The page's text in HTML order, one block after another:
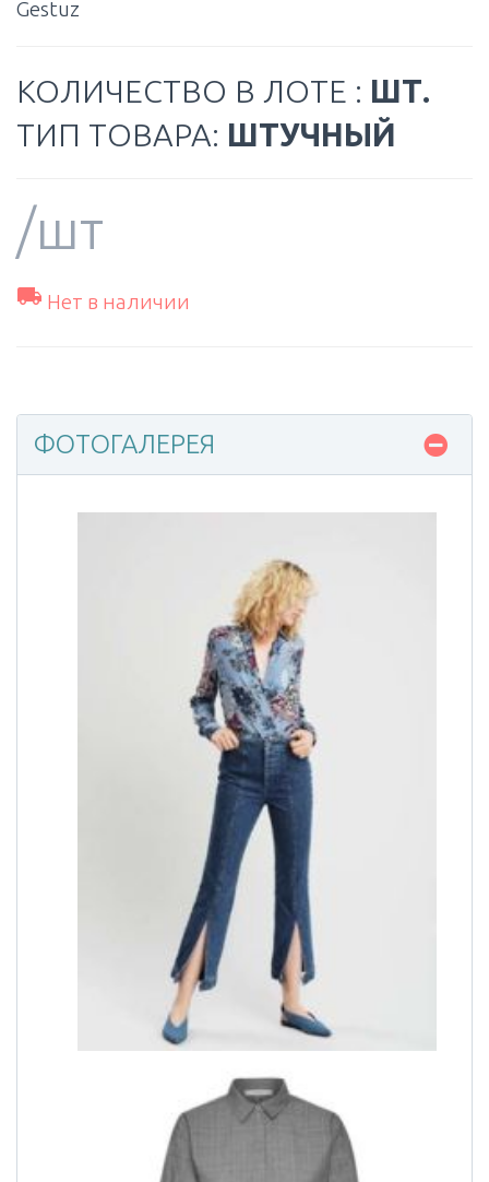
Gestuz
КОЛИЧЕСТВО В ЛОТЕ : ШТ.
ТИП ТОВАРА: ШТУЧНЫЙ
/шт
 Нет в наличии
ФОТОГАЛЕРЕЯ